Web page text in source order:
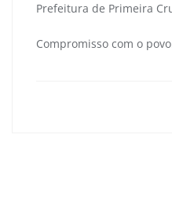
Prefeitura de Primeira
Compromisso com o